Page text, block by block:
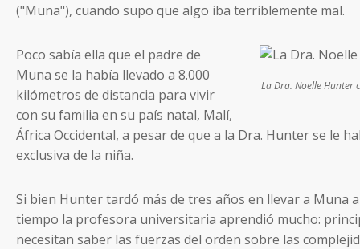
("Muna"), cuando supo que algo iba terriblemente mal.
La Dra. Noelle Hunter
Poco sabía ella que el padre de
Muna se la había llevado a 8.000
kilómetros de distancia para vivir
con su familia en su país natal, Malí,
África Occidental, a pesar de que a la Dra. Hunter se le
exclusiva de la niña.
Si bien Hunter tardó más de tres años en llevar a Muna
tiempo la profesora universitaria aprendió mucho:
necesitan saber las fuerzas del orden sobre las